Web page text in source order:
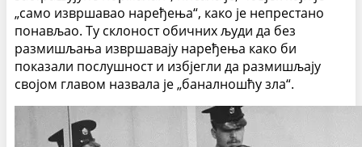
„само извршавао наређења“, како је непрестано
понављао. Ту склоност обичних људи да без
размишљања извршавају наређења како би
показали послушност и избјегли да размишљају
својом главом назвала је „баналношћу зла“.